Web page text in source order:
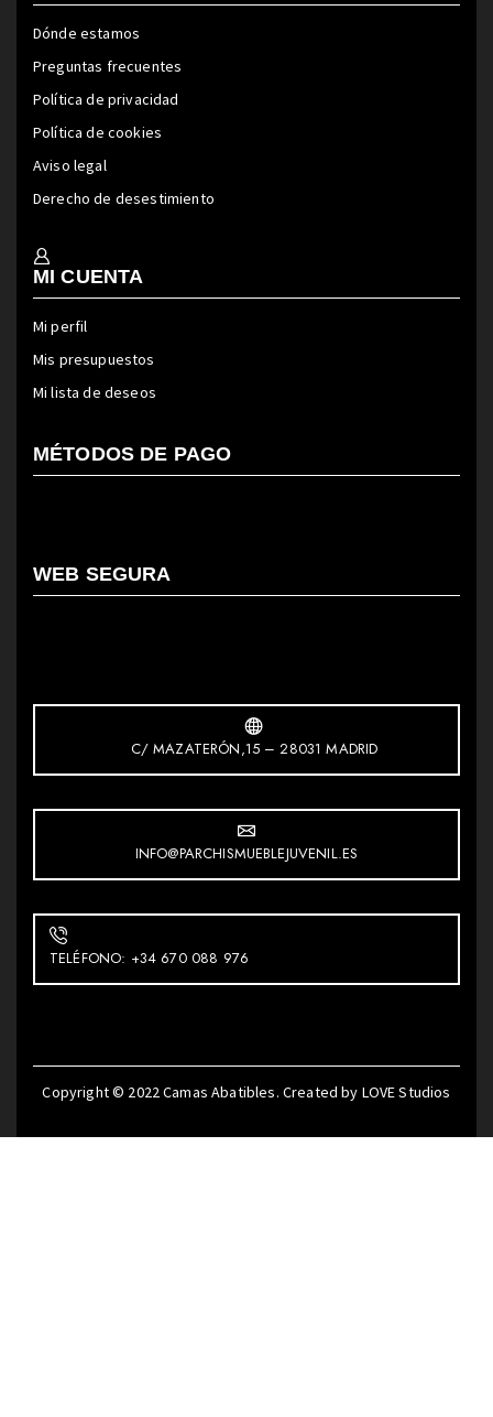
Dónde estamos
Preguntas frecuentes
Política de privacidad
Política de cookies
Aviso legal
Derecho de desestimiento
MI CUENTA
Mi perfil
Mis presupuestos
Mi lista de deseos
MÉTODOS DE PAGO
WEB SEGURA
C/ MAZATERÓN,15 – 28031 MADRID
INFO@PARCHISMUEBLEJUVENIL.ES
TELÉFONO: +34 670 088 976
Copyright © 2022Camas Abatibles. Created by LOVE Studios